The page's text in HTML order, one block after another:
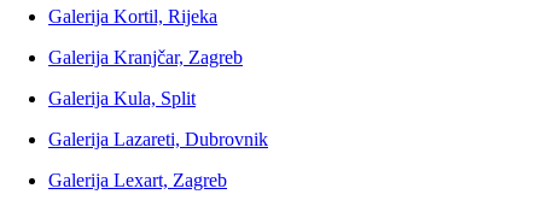
Galerija Kortil, Rijeka
Galerija Kranjčar, Zagreb
Galerija Kula, Split
Galerija Lazareti, Dubrovnik
Galerija Lexart, Zagreb